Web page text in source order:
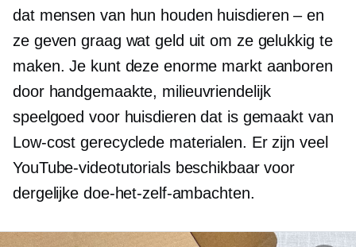
dat mensen van hun houden huisdieren – en
ze geven graag wat geld uit om ze gelukkig te
maken. Je kunt deze enorme markt aanboren
door handgemaakte, milieuvriendelijk
speelgoed voor huisdieren dat is gemaakt van
Low-cost gerecyclede materialen. Er zijn veel
YouTube-videotutorials beschikbaar voor
dergelijke doe-het-zelf-ambachten.